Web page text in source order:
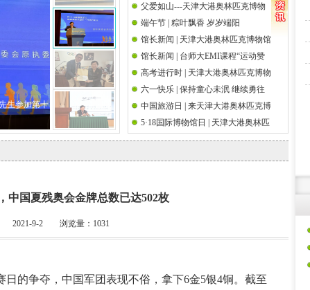
生参加第十
匹克博物馆携手思而语幼儿园共庆
国际奥林匹克日
父爱如山---天津大港奥林匹克博物
馆祝天下父亲节日快乐
端午节 | 粽叶飘香 岁岁端阳
馆长新闻 | 天津大港奥林匹克博物馆
馆长吴经国先生参加第十八届海峡
论坛·海峡两岸关爱下一代成长论坛
馆长新闻 | 台师大EMI课程“运动赞
助策略研究”师生校外参访前国际奥
委会执行委员吴经国先生
高考进行时 | 天津大港奥林匹克博物
馆祝高考学子金榜题名
六一快乐 | 保持童心未泯 继续勇往
直前
中国旅游日 | 来天津大港奥林匹克博
物馆邂逅奥运文脉
5·18国际博物馆日 | 天津大港奥林匹
克博物馆举办筑桥梁 传圣火奥运观
影系列活动
中国夏残奥会金牌总数已达502枚
2021-9-2 浏览量： 1031
日的争夺，中国军团表现不俗，拿下6金5银4铜。截至